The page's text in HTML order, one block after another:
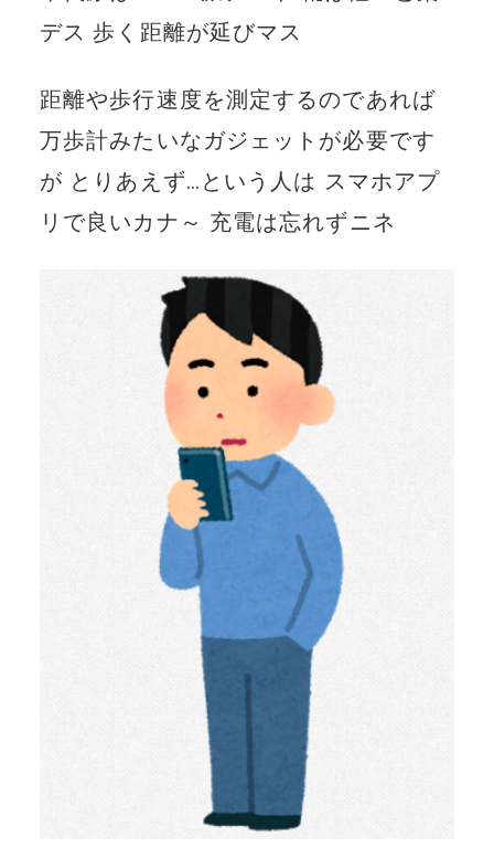
デス 歩く距離が延びマス
距離や歩行速度を測定するのであれば
万歩計みたいなガジェットが必要です
が とりあえず…という人は スマホアプ
リで良いカナ～ 充電は忘れずニネ